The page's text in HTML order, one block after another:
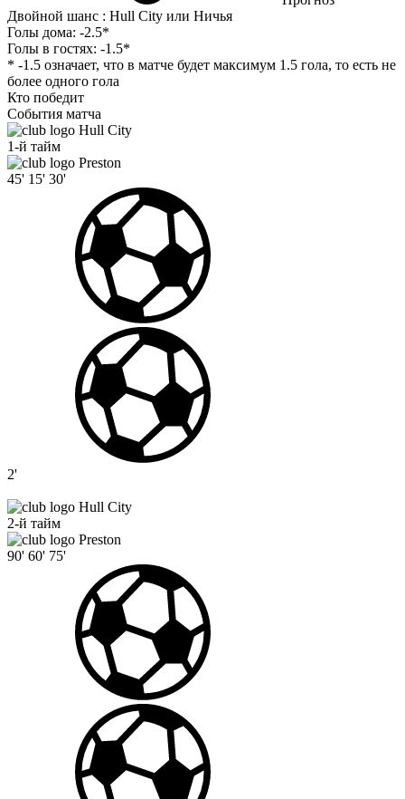
Двойной шанс : Hull City или Ничья
Голы дома: -2.5*
Голы в гостях: -1.5*
* -1.5 означает, что в матче будет максимум 1.5 гола, то есть не
более одного гола
Кто победит
События матча
Hull City
1-й тайм
Preston
45' 15' 30'
2'
Hull City
2-й тайм
Preston
90' 60' 75'